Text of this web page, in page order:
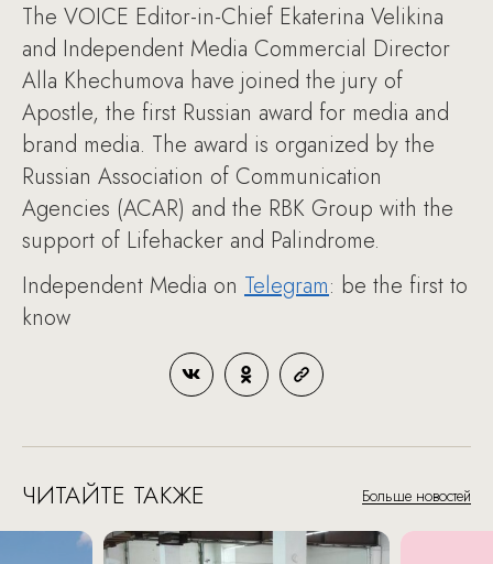
The VOICE Editor-in-Chief Ekaterina Velikina
and Independent Media Commercial Director
Alla Khechumova have joined the jury of
Apostle, the first Russian award for media and
brand media. The award is organized by the
Russian Association of Communication
Agencies (ACAR) and the RBK Group with the
support of Lifehacker and Palindrome.
Independent Media on Telegram: be the first to
know
ЧИТАЙТЕ ТАКЖЕ Больше новостей